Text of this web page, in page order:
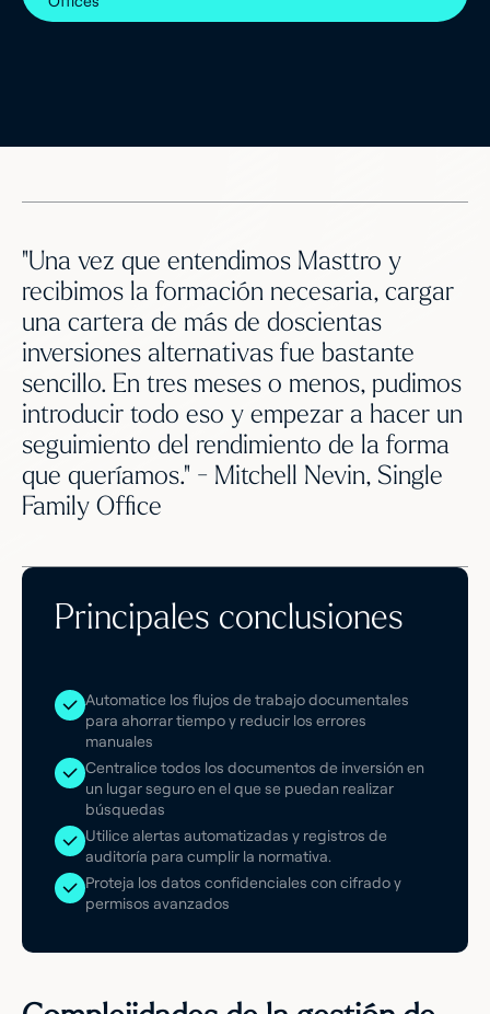
"Una vez que entendimos Masttro y
recibimos la formación necesaria, cargar
una cartera de más de doscientas
inversiones alternativas fue bastante
sencillo. En tres meses o menos, pudimos
introducir todo eso y empezar a hacer un
seguimiento del rendimiento de la forma
que queríamos." - Mitchell Nevin, Single
Family Office
Principales conclusiones
Automatice los flujos de trabajo documentales
para ahorrar tiempo y reducir los errores
manuales
Centralice todos los documentos de inversión en
un lugar seguro en el que se puedan realizar
búsquedas
Utilice alertas automatizadas y registros de
auditoría para cumplir la normativa.
Proteja los datos confidenciales con cifrado y
permisos avanzados